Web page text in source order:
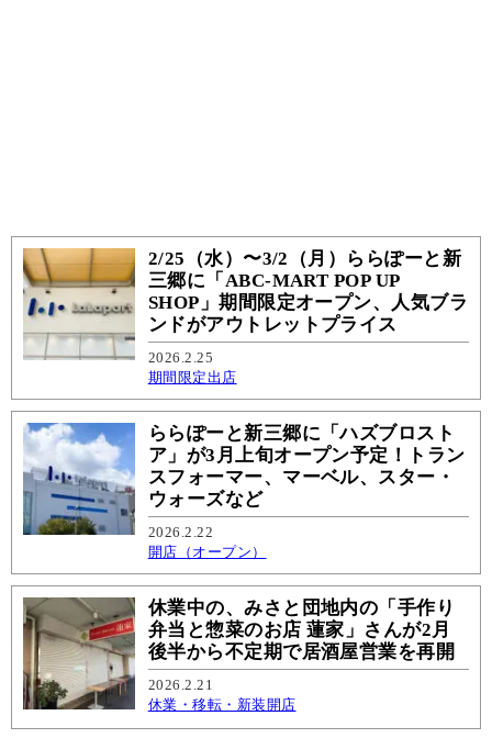
2/25（水）〜3/2（月）ららぽーと新
三郷に「ABC-MART POP UP
SHOP」期間限定オープン、人気ブラ
ンドがアウトレットプライス
2026.2.25
期間限定出店
ららぽーと新三郷に「ハズブロスト
ア」が3月上旬オープン予定！トラン
スフォーマー、マーベル、スター・
ウォーズなど
2026.2.22
開店（オープン）
休業中の、みさと団地内の「手作り
弁当と惣菜のお店 蓮家」さんが2月
後半から不定期で居酒屋営業を再開
2026.2.21
休業・移転・新装開店